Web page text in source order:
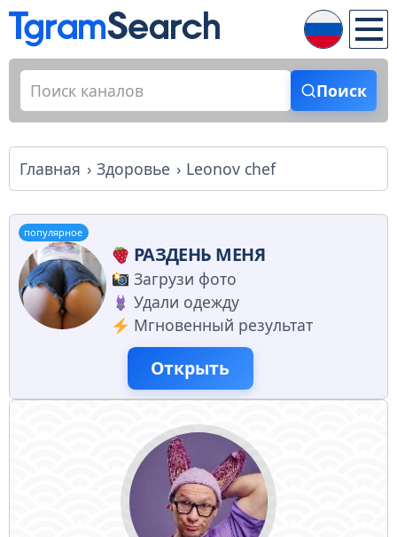
Поиск
Главная Здоровье Leonov chef
популярное
РАЗДЕНЬ МЕНЯ
Загрузи фото
Удали одежду
Мгновенный результат
Открыть